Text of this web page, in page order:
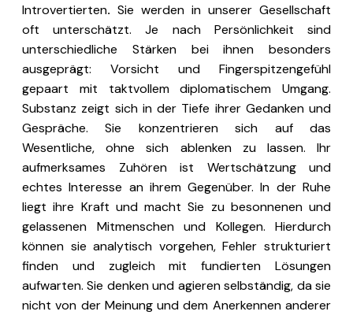
Introvertierten. Sie werden in unserer Gesellschaft
oft unterschätzt. Je nach Persönlichkeit sind
unterschiedliche Stärken bei ihnen besonders
ausgeprägt: Vorsicht und Fingerspitzengefühl
gepaart mit taktvollem diplomatischem Umgang.
Substanz zeigt sich in der Tiefe ihrer Gedanken und
Gespräche. Sie konzentrieren sich auf das
Wesentliche, ohne sich ablenken zu lassen. Ihr
aufmerksames Zuhören ist Wertschätzung und
echtes Interesse an ihrem Gegenüber. In der Ruhe
liegt ihre Kraft und macht Sie zu besonnenen und
gelassenen Mitmenschen und Kollegen. Hierdurch
können sie analytisch vorgehen, Fehler strukturiert
finden und zugleich mit fundierten Lösungen
aufwarten. Sie denken und agieren selbständig, da sie
nicht von der Meinung und dem Anerkennen anderer